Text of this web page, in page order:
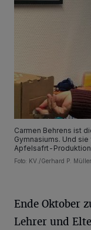
Carmen Behrens ist
Gymnasiums. Und
Apfelsafrt-
Foto: KV./Gerhard P. Müller
Ende Oktober
Lehrer und